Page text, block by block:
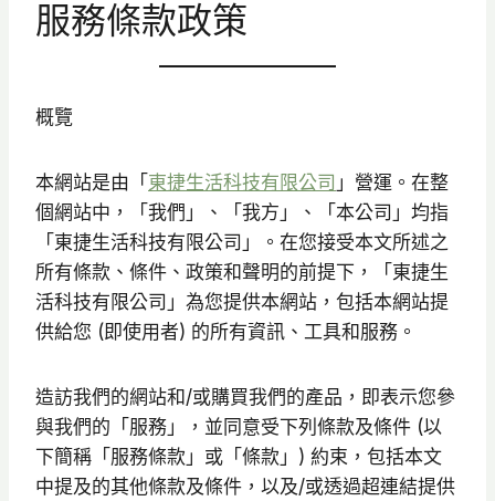
服務條款政策
概覽
本網站是由「 東捷生活科技有限公司 」營運。在整
個網站中，「我們」、「我方」、「本公司」均指
「東捷生活科技有限公司」。在您接受本文所述之
所有條款、條件、政策和聲明的前提下，「東捷生
活科技有限公司」為您提供本網站，包括本網站提
供給您 (即使用者) 的所有資訊、工具和服務。
造訪我們的網站和/或購買我們的產品，即表示您參
與我們的「服務」，並同意受下列條款及條件 (以
下簡稱「服務條款」或「條款」) 約束，包括本文
中提及的其他條款及條件，以及/或透過超連結提供